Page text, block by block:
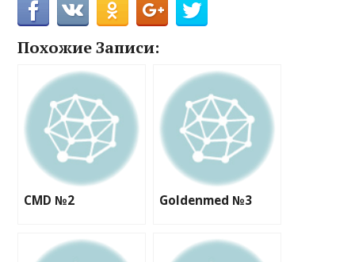
Похожие Записи:
CMD №2 Goldenmed №3